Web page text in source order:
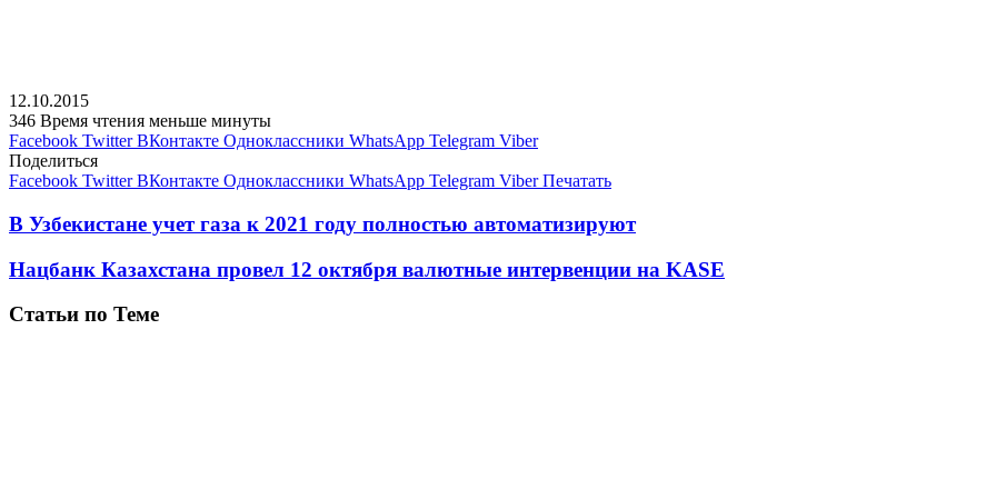
12.10.2015
346 Время чтения меньше минуты
Facebook Twitter ВКонтакте Одноклассники WhatsApp Telegram Viber
Поделиться
Facebook Twitter ВКонтакте Одноклассники WhatsApp Telegram Viber Печатать
В Узбекистане учет газа к 2021 году полностью автоматизируют
Нацбанк Казахстана провел 12 октября валютные интервенции на KASE
Статьи по Теме